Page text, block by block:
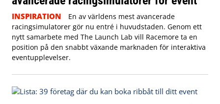
INSPIRATION
En av världens mest avancerade
racingsimulatorer gör nu entré i huvudstaden. Genom ett
nytt samarbete med The Launch Lab vill Racemore ta en
position på den snabbt växande marknaden för interaktiva
eventupplevelser.